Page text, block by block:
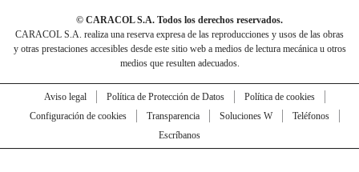
© CARACOL S.A. Todos los derechos reservados.
CARACOL S.A. realiza una reserva expresa de las reproducciones y usos de las obras
y otras prestaciones accesibles desde este sitio web a medios de lectura mecánica u otros
medios que resulten adecuados.
Aviso legal Política de Protección de Datos
Política de cookies
Configuración de cookies
Transparencia Soluciones W
Teléfonos
Escríbanos